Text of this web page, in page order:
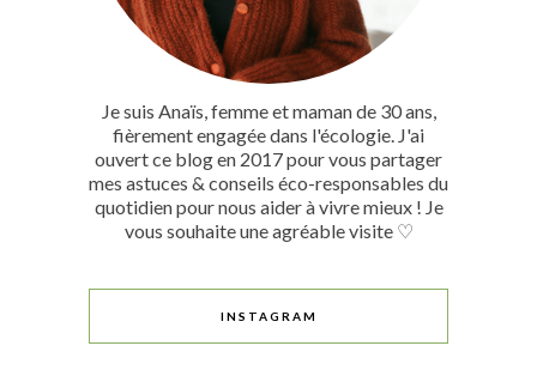
Je suis Anaïs, femme et maman de 30 ans,
fièrement engagée dans l'écologie. J'ai
ouvert ce blog en 2017 pour vous partager
mes astuces & conseils éco-responsables du
quotidien pour nous aider à vivre mieux ! Je
vous souhaite une agréable visite ♡
INSTAGRAM